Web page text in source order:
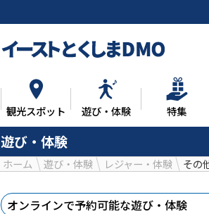
観光スポット 遊び・体験 特集
遊び・体験
ホーム 遊び・体験 レジャー・体験 その
オンラインで予約可能な遊び・体験